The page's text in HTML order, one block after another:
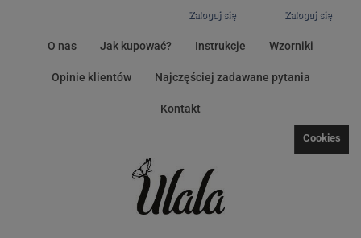
Zaloguj się
Zaloguj się
O nas Jak kupować? Instrukcje Wzorniki
Opinie klientów Najczęściej zadawane pytania
Kontakt
Cookies